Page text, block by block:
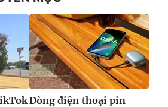
Dòng điện thoại pin